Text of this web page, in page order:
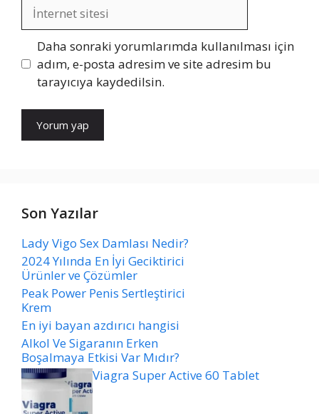
İnternet
sitesi
Daha sonraki yorumlarımda kullanılması için
adım, e-posta adresim ve site adresim bu
tarayıcıya kaydedilsin.
Son Yazılar
Lady Vigo Sex Damlası Nedir?
2024 Yılında En İyi Geciktirici
Ürünler ve Çözümler
Peak Power Penis Sertleştirici
Krem
En iyi bayan azdırıcı hangisi
Alkol Ve Sigaranın Erken
Boşalmaya Etkisi Var Mıdır?
Viagra Super Active 60 Tablet